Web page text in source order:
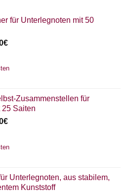
für Unterlegnoten mit 50
€
Zusammenstellen für
25 Saiten
€
Unterlegnoten, aus stabilem,
Kunststoff